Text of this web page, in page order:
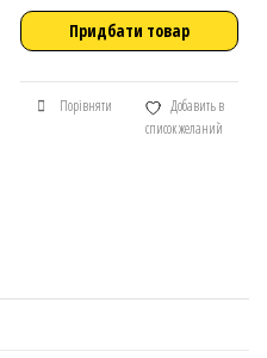
Придбати товар
Порівняти
Добавить в
список желаний